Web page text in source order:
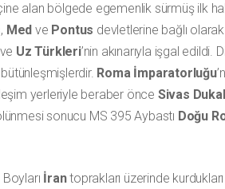
alan bölgede egemenlik sürmüş ilk
, Med ve Pontus devletlerine bağlı
Uz Türkleri’nin akınarıyla işgal
Roma İmparatorluğu
yerleriyle beraber önce Sivas
sonucu MS 395 Aybastı Doğu
İrantoprakları üzerinde kurdukları